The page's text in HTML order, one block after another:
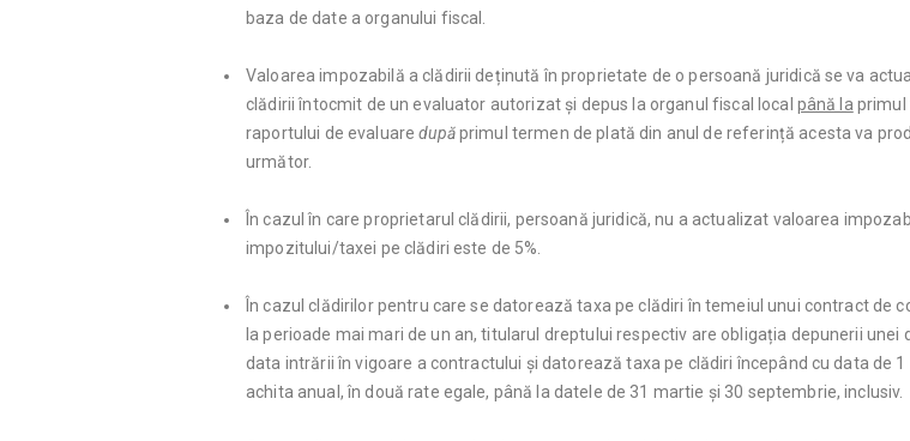
baza de date a organului fiscal.
Valoarea impozabilă a clădirii deținută în proprietate de o persoană juridică se va
clădirii întocmit de un evaluator autorizat și depus la organul fiscal local până la primul
raportului de evaluaredupăprimul termen de plată din anul de referință acesta va
următor.
În cazul în care proprietarul clădirii, persoană juridică, nu a actualizat valoarea
impozitului/taxei pe clădiri este de 5%.
În cazul clădirilor pentru care se datorează taxa pe clădiri în temeiul unui contract de
la perioade mai mari de un an, titularul dreptului respectiv are obligația depunerii
data intrării în vigoare a contractului și datorează taxa pe clădiri începând cu data de
achita anual, în două rate egale, până la datele de 31 martie și 30 septembrie, inclusiv.